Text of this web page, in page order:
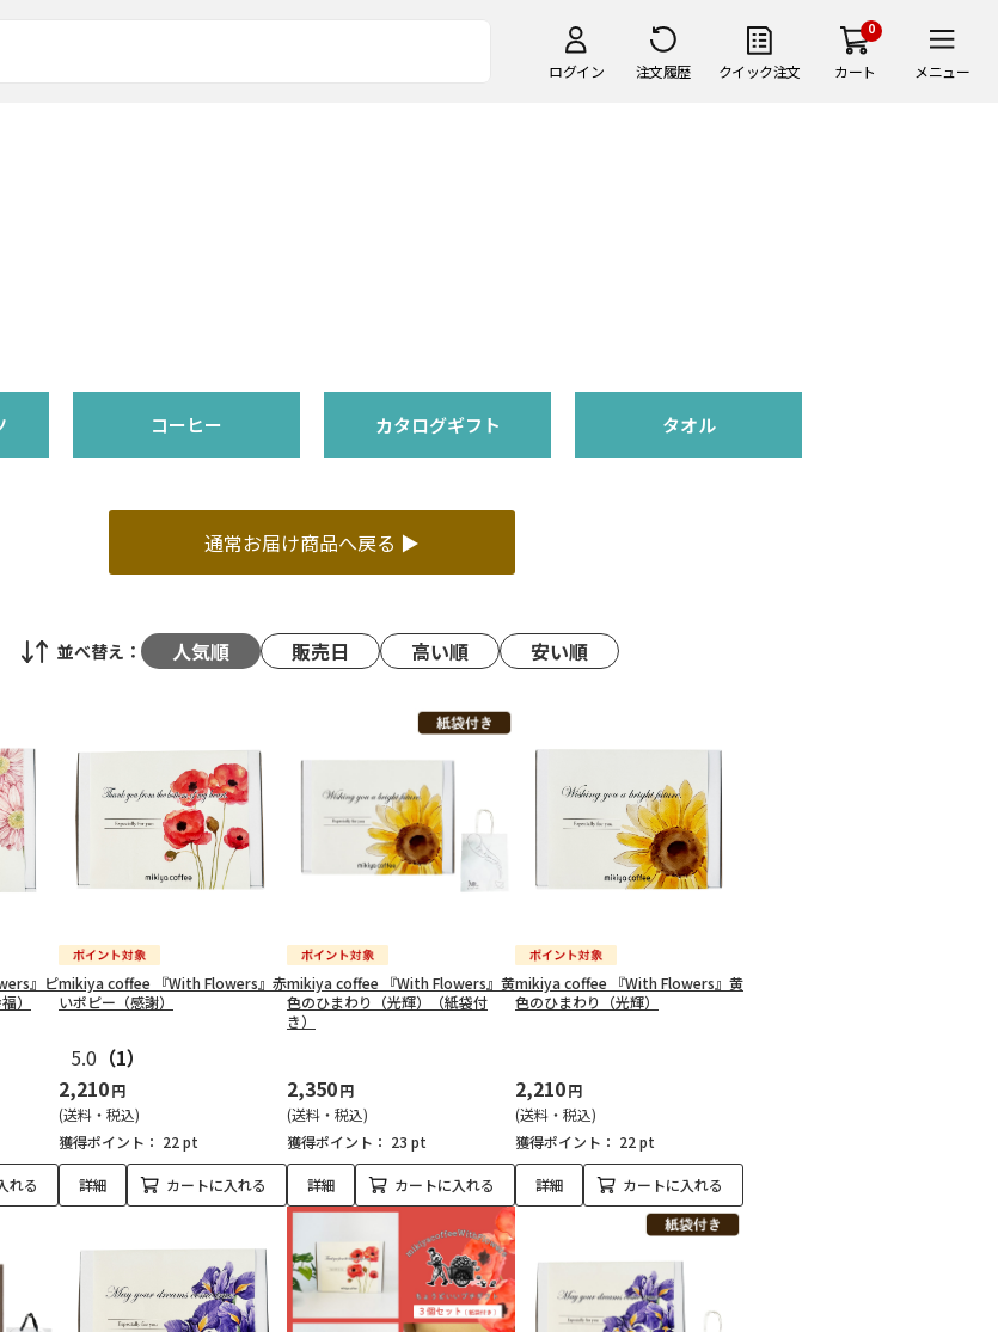
ログイン 注文履歴 クイック注文
0
カート メニュー
コーヒー カタログギフト タオル
通常お届け商品へ戻る ▶
並べ替え： 人気順 販売日 高い順 安い順
』ピ
）
れる
mikiya coffee 『With Flowers』赤
いポピー（感謝）
5.0 （1）
2,210円
(送料・税込)
獲得ポイント： 22 pt
詳細 カートに入れる
mikiya coffee 『With Flowers』黄
色のひまわり（光輝）（紙袋付
き）
2,350円
(送料・税込)
獲得ポイント： 23 pt
詳細 カートに入れる
mikiya coffee 『With Flowers』黄
色のひまわり（光輝）
2,210円
(送料・税込)
獲得ポイント： 22 pt
詳細 カートに入れる